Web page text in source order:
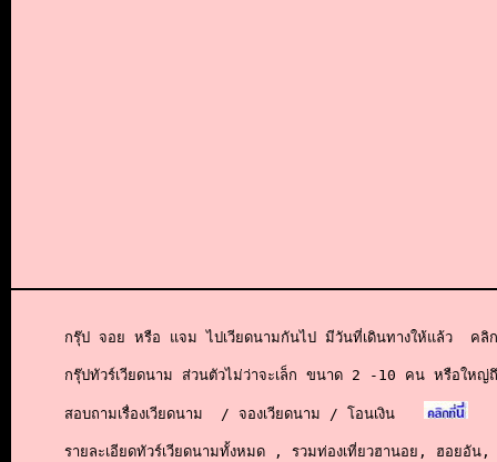
กรุ๊ป จอย หรือ แจม ไปเวียดนามกันไป มีวันที่เดินทางให้
กรุ๊ปทัวร์เวียดนาม ส่วนตัวไม่ว่าจะเล็ก ขนาด 2 -10 คน หรือใหญ่
สอบถามเรื่องเวียดนาม  / จองเวียดนาม / โอนเงิน
รายละเอียดทัวร์เวียดนามทั้งหมด , รวมท่องเที่ยวฮานอย, ฮอยอั